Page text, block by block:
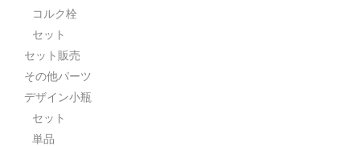
コルク栓
セット
セット販売
その他パーツ
デザイン小瓶
セット
単品